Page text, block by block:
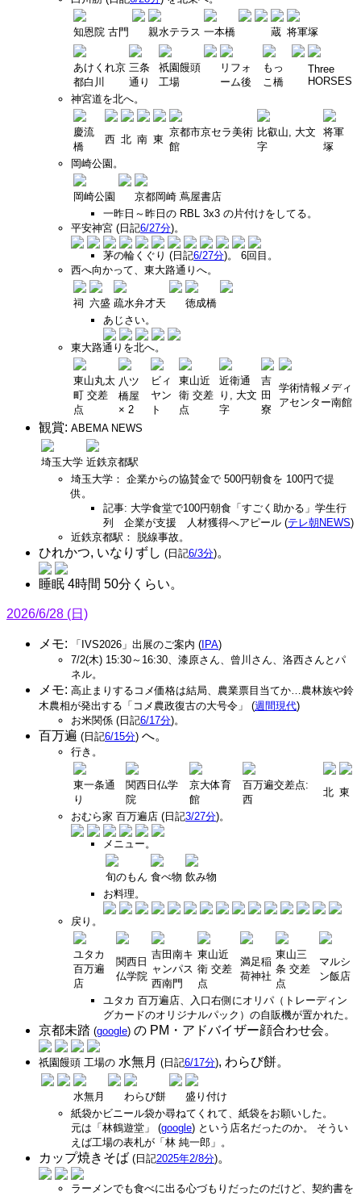
知恩院 古門 親水テラス 一本橋 蔵 将軍塚
あけくれ京
都白川
三条
通り
祇園饅頭
工場
リフォ
ーム後
もっ
こ橋
Three
HORSES
神宮道を北へ。
慶流
橋
西 北 南 東
京都市京セラ美術
館
比叡山, 大文
字
将軍
塚
岡崎公園。
岡崎公園
京都岡崎 蔦屋書店
一昨日～昨日の RBL 3x3 の片付けをしてる。
平安神宮 (日記6/27分)。
茅の輪くぐり (日記6/27分)。 6回目。
西へ向かって、東大路通りへ。
祠 六盛 疏水弁才天
徳成橋
あじさい。
東大路通りを北へ。
東山丸太
町 交差
点
八ツ
橋屋
× 2
ビィ
ヤン
ト
東山近
衛 交差
点
近衛通
り, 大文
字
吉
田
寮
学術情報メディ
アセンター南館
観賞: ABEMA NEWS
埼玉大学 近鉄京都駅
埼玉大学： 企業からの協賛金で 500円朝食を 100円で提
供。
記事: 大学食堂で100円朝食「すごく助かる」学生行
列 企業が支援 人材獲得へアピール (テレ朝NEWS)
近鉄京都駅： 脱線事故。
ひれかつ, いなりずし (日記6/3分)。
睡眠 4時間 50分くらい。
2026/6/28 (日)
メモ: 「IVS2026」出展のご案内 ( IPA)
7/2(木) 15:30～16:30、漆原さん、曾川さん、洛西さんとパ
ネル。
メモ: 高止まりするコメ価格は結局、農業票目当てか…農林族や鈴
木農相が発出する「コメ農政復古の大号令」 (週間現代)
お米関係 (日記6/17分)。
百万遍 (日記6/15分) へ。
行き。
東一条通
り
関西日仏学
院
京大体育
館
百万遍交差点:
西
北 東
おむら家 百万遍店 (日記3/27分)。
メニュー。
旬のもん 食べ物 飲み物
お料理。
戻り。
ユタカ
百万遍
店
関西日
仏学院
吉田南キ
ャンパス
西南門
東山近
衛 交差
点
満足稲
荷神社
東山三
条 交差
点
マルシ
ン飯店
ユタカ 百万遍店、入口右側にオリパ（トレーディン
グカードのオリジナルパック）の自販機が置かれた。
京都未踏 (google) の PM・アドバイザー顔合わせ会。
祇園饅頭 工場の 水無月 (日記6/17分), わらび餅。
水無月 わらび餅
盛り付け
紙袋かビニール袋か尋ねてくれて、紙袋をお願いした。
元は「林鶴遊堂」 (google) という店名だったのか。 そうい
えば工場の表札が「林 純一郎」。
カップ焼きそば (日記2025年2/8分)。
ラーメンでも食べに出る心づもりだったのだけど、契約書を